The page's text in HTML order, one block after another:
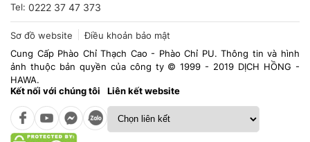
Tel: 0222 37 47 373
Sơ đồ website
Điều khoản bảo mật
Cung Cấp Phào Chỉ Thạch Cao - Phào Chỉ PU. Thông tin và hình
ảnh thuộc bản quyền của công ty © 1999 - 2019 DỊCH HỒNG -
HAWA.
Kết nối với chúng tôi
Liên kết website